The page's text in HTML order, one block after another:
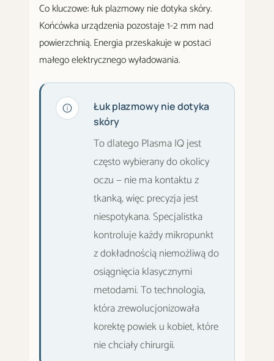
Co kluczowe: łuk plazmowy nie dotyka skóry.
Końcówka urządzenia pozostaje 1-2 mm nad
powierzchnią. Energia przeskakuje w postaci
małego elektrycznego wyładowania.
Łuk plazmowy nie dotyka
skóry
To dlatego Plasma IQ jest
często wybierany do okolicy
oczu — nie ma kontaktu z
tkanką, więc precyzja jest
niespotykana. Specjalistka
kontroluje każdy mikropunkt
z dokładnością niemożliwą do
osiągnięcia klasycznymi
metodami. To technologia,
która zrewolucjonizowała
korektę powiek u kobiet, które
nie chciały chirurgii.